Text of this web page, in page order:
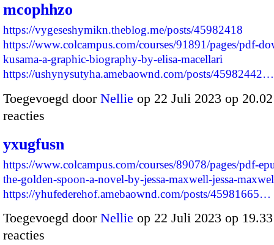
mcophhzo
https://vygeseshymikn.theblog.me/posts/45982418
https://www.colcampus.com/courses/91891/pages/pdf-
kusama-a-graphic-biography-by-elisa-macellari
https://ushynysutyha.amebaownd.com/posts/45982442…
Toegevoegd door Nellie op 22 Juli 2023 op
reacties
yxugfusn
https://www.colcampus.com/courses/89078/pages/pdf-
the-golden-spoon-a-novel-by-jessa-maxwell-jessa-
https://yhufederehof.amebaownd.com/posts/45981665…
Toegevoegd door Nellie op 22 Juli 2023 op
reacties